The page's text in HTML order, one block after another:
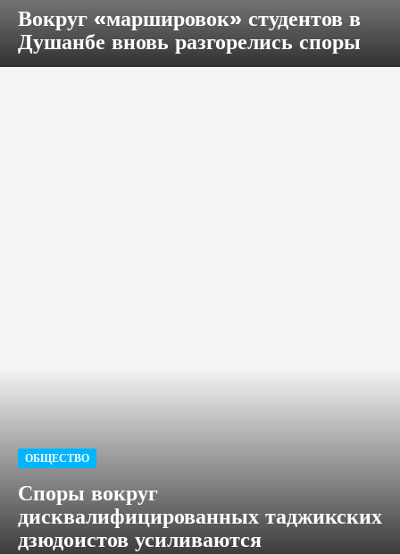
Вокруг «маршировок» студентов в
Душанбе вновь разгорелись споры
ОБЩЕСТВО
Споры вокруг
дисквалифицированных таджикских
дзюдоистов усиливаются